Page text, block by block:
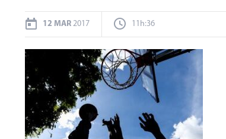
12 MAR 2017 11h:36